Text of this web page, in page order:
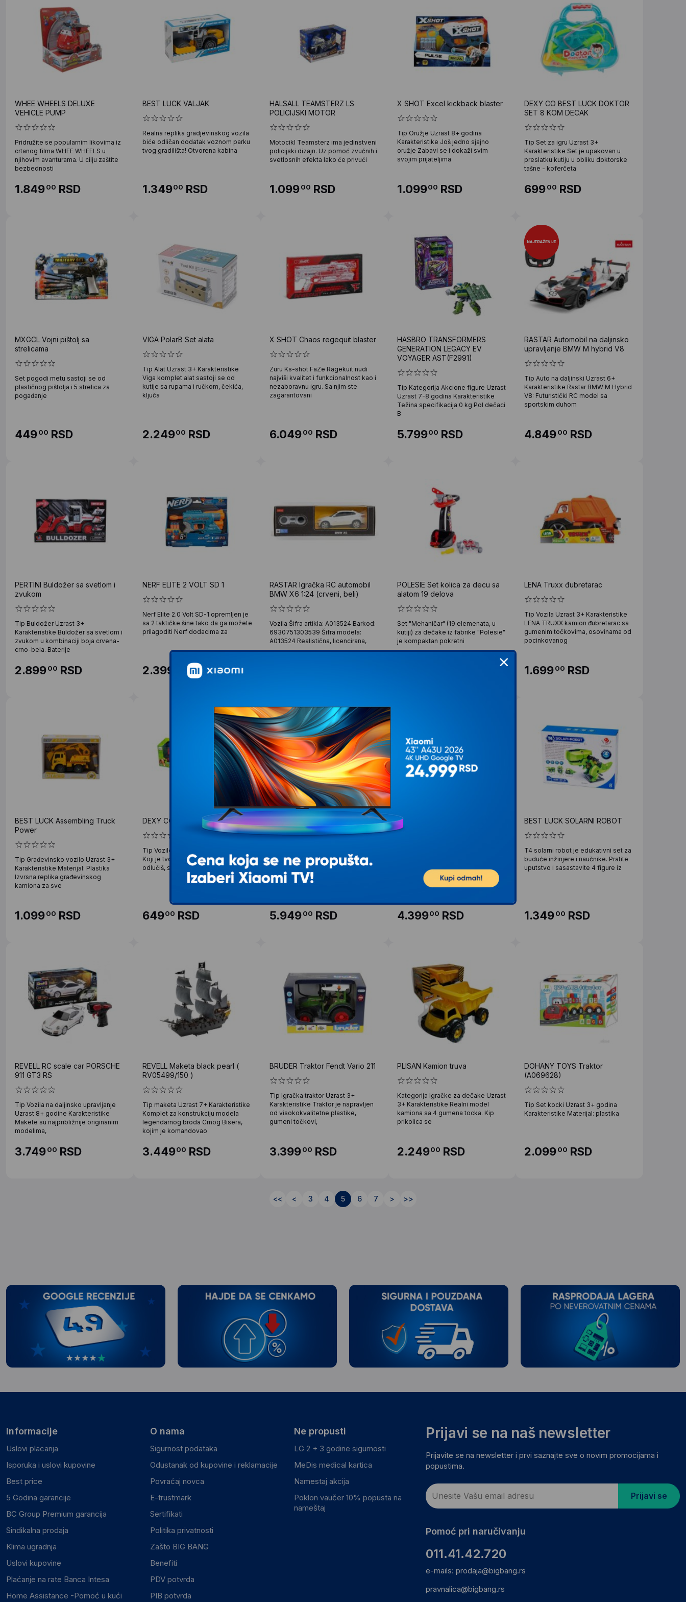
WHEE WHEELS DELUXE
VEHICLE PUMP
Pridružite se popularnim likovima iz
crtanog filma WHEE WHEELS u
njihovim avanturama. U cilju zaštite
bezbednosti
1.84900 RSD
BEST LUCK VALJAK
Realna replika gradjevinskog vozila
biće odličan dodatak voznom parku
tvog gradilišta! Otvorena kabina
1.34900 RSD
HALSALL TEAMSTERZ LS
POLICIJSKI MOTOR
Motocikl Teamsterz ima jedinstveni
policijski dizajn. Uz pomoć zvučnih i
svetlosnih efekta lako će privući
1.09900 RSD
X SHOT Excel kickback blaster
Tip Oružje Uzrast 8+ godina
Karakteristike Još jedno sjajno
oružje Zabavi se i dokaži svim
svojim prijateljima
1.09900 RSD
DEXY CO BEST LUCK DOKTOR
SET 8 KOM DECAK
Tip Set za igru Uzrast 3+
Karakteristike Set je upakovan u
preslatku kutiju u obliku doktorske
tašne - koferčeta
69900 RSD
MXGCL Vojni pištolj sa
strelicama
Set pogodi metu sastoji se od
plastičnog pištolja i 5 strelica za
pogađanje
44900 RSD
VIGA PolarB Set alata
Tip Alat Uzrast 3+ Karakteristike
Viga komplet alat sastoji se od
kutije sa rupama i ručkom, čekića,
ključa
2.24900 RSD
X SHOT Chaos regequit blaster
Zuru Ks-shot FaZe Ragekuit nudi
najviši kvalitet i funkcionalnost kao i
nezaboravnu igru. Sa njim ste
zagarantovani
6.04900 RSD
HASBRO TRANSFORMERS
GENERATION LEGACY EV
VOYAGER AST(F2991)
Tip Kategorija Akcione figure Uzrast
Uzrast 7-8 godina Karakteristike
Težina specifikacija 0 kg Pol dečaci
B
5.79900 RSD
RASTAR Automobil na daljinsko
upravljanje BMW M hybrid V8
Tip Auto na daljinski Uzrast 6+
Karakteristike Rastar BMW M Hybrid
V8: Futuristički RC model sa
sportskim duhom
4.84900 RSD
PERTINI Buldožer sa svetlom i
zvukom
Tip Buldožer Uzrast 3+
Karakteristike Buldožer sa svetlom i
zvukom u kombinaciji boja crvena-
crno-bela. Baterije
2.89900 RSD
NERF ELITE 2 VOLT SD 1
Nerf Elite 2.0 Volt SD-1 opremljen je
sa 2 taktičke šine tako da ga možete
prilagoditi Nerf dodacima za
2.399 RSD
RASTAR Igračka RC automobil
BMW X6 1:24 (crveni, beli)
Vozila Šifra artikla: A013524 Barkod:
6930751303539 Šifra modela:
A013524 Realistična, licencirana,
POLESIE Set kolica za decu sa
alatom 19 delova
Set "Mehaničar" (19 elemenata, u
kutiji) za dečake iz fabrike "Polesie"
je kompaktan pokretni
LENA Truxx đubretarac
Tip Vozila Uzrast 3+ Karakteristike
LENA TRUXX kamion đubretarac sa
gumenim točkovima, osovinama od
pocinkovanog
1.69900 RSD
BEST LUCK Assembling Truck
Power
Tip Građevinsko vozilo Uzrast 3+
Karakteristike Materijal: Plastika
Izvrsna replika građevinskog
kamiona za sve
1.09900 RSD
DEXY CO BEST LUCK TRAKTOR
Tip Vozilo Uzrast 3+ Karakteristike
Koji je tvoj izbor? Za koji god da se
odlučiš, sigurni smo da bi ti
64900 RSD
PLAYTIME 956 Traktor na
pedale sa prikolicom plavi
Ovaj šarmantni traktor omogućava
deci da postanu mali farmeri, vozeći
se okolo svojim dvorištem
5.94900 RSD
POLESIE Parking garaža za
decu na 4 nivoa sa ulicama i
Prekrasan parking na četiri nivoa sa
tri mini-automobila, putnim i
putokazima (10 kom.). Na prvom
4.39900 RSD
BEST LUCK SOLARNI ROBOT
T4 solarni robot je edukativni set za
buduće inžinjere i naučnike. Pratite
uputstvo i sasastavite 4 figure iz
1.34900 RSD
REVELL RC scale car PORSCHE
911 GT3 RS
Tip Vozila na daljinsko upravljanje
Uzrast 8+ godine Karakteristike
Makete su najpribližnije originanim
modelima,
3.74900 RSD
REVELL Maketa black pearl (
RV05499/150 )
Tip maketa Uzrast 7+ Karakteristike
Komplet za konstrukciju modela
legendarnog broda Crnog Bisera,
kojim je komandovao
3.44900 RSD
BRUDER Traktor Fendt Vario 211
Tip Igračka traktor Uzrast 3+
Karakteristike Traktor je napravljen
od visokokvalitetne plastike,
gumeni točkovi,
3.39900 RSD
PLISAN Kamion truva
Kategorija Igračke za dečake Uzrast
3+ Karakteristike Realni model
kamiona sa 4 gumena tocka. Kip
prikolica se
2.24900 RSD
DOHANY TOYS Traktor
(A069628)
Tip Set kocki Uzrast 3+ godina
Karakteristike Materijal: plastika
2.09900 RSD
<< < 3 4 5 6 7 > >>
Informacije
Uslovi placanja
Isporuka i uslovi kupovine
Best price
5 Godina garancije
BC Group Premium garancija
Sindikalna prodaja
Klima ugradnja
Uslovi kupovine
Plaćanje na rate Banca Intesa
Home Assistance -Pomoć u kući
O nama
Sigurnost podataka
Odustanak od kupovine i reklamacije
Povraćaj novca
E-trustmark
Sertifikati
Politika privatnosti
Zašto BIG BANG
Benefiti
PDV potvrda
PIB potvrda
Ne propusti
LG 2 + 3 godine sigurnosti
MeDis medical kartica
Namestaj akcija
Poklon vaučer 10% popusta na
nameštaj
Prijavi se na naš newsletter
Prijavite se na newsletter i prvi saznajte sve o novim promocijama i
popustima.
Prijavi se
Pomoć pri naručivanju
011.41.42.720
e-mails: prodaja@bigbang.rs
pravnalica@bigbang.rs